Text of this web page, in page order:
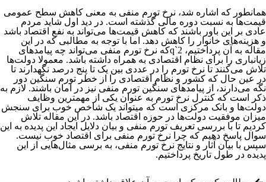
همانطور که اشاره شد، نرخ تورم منفی به معنی کاهش سطح عمومی
قیمت‌ها به نسبت دوره مالی گذشته است. در دید اول شاید مردم
عادی بر این باور باشند که کاهش قیمت‌ها می‌تواند به نفع اقتصاد باشد
و هزینه‌های خانوار را کاهش دهد. اما با توجه به مطالبی که در این
مقاله به آن پرداختیم، q`2که نرخ تورم منفی می‌تواند چه پیامدهای
زیانباری را برای نظام اقتصادی به همراه داشته باشد. معمولا دولت‌ها
تلاش می‌کنند تا نرخ تورم را در عددی بین یک تا پنج درصد نگهدارند تا
در عین حال که کشور و نظام اقتصادی را از خطر تورم سنگین دور
نگه می‌دارند، از پیامدهای سنگین تورم منفی نیز در امان باشند. لازم به
ذکر است که کنترل نرخ تورم به عنوان یکی از مهمترین وظایف
دولت‌ها و بانک مرکزی است که میتواند یک شاخص خوب برای سنجش
میزان موفقیت دولت‌ها در حوزه اقتصاد باشد. در این مقاله تلاش
کردیم تا با بررسی تعریف تورم منفی و بیان دلایل ایجاد این پدیده به این
سوال پاسخ دهیم که چرا نرخ تورم منفی برای اقتصاد خوب نیست.
سپس با بیان آثار و نتایج نرخ تورم منفی، به برسی مثال‌هایی از این
پدیده در طول تاریخ پرداختیم.